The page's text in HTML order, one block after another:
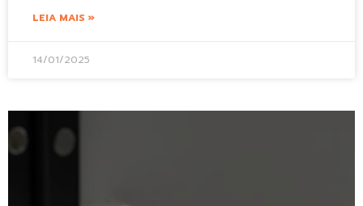
LEIA MAIS »
14/01/2025